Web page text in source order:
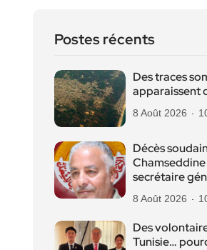
Postes récents
Des traces
apparaissent
8 Août 2026
Décès
secrétaire
8 Août 2026
Des
Tunisie…